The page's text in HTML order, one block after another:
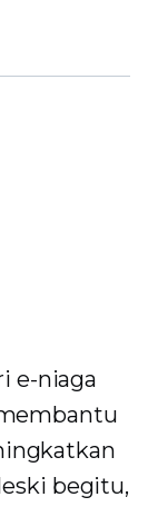
e-niaga
begitu,